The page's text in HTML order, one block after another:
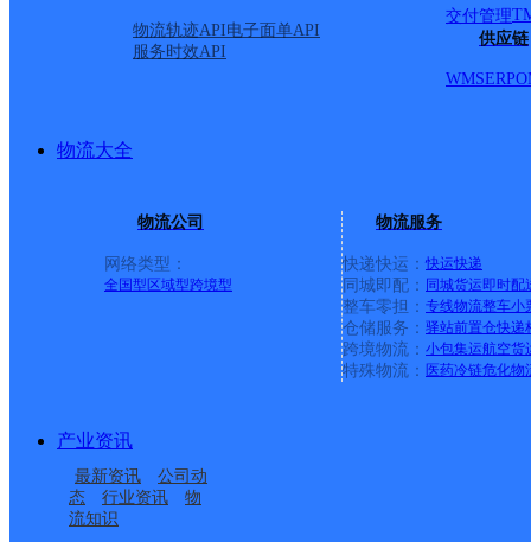
物流轨迹API电子面单API
服务时效API
交付管理
供应链
WMSERP
物流大全
物流公司
网络类型：
全国型 区域型跨境型
物流服务
快递快运： 快运快递
同城即配： 同城货运即时配
整车零担： 专线物流整车小
仓储服务： 驿站前置仓快递
跨境物流： 小包集运航空货
特殊物流： 医药冷链危化物
产业资讯
最新资讯
公司动
态
行业资讯
物
流知识
街道服务部
福建主城公司泉州万安
服务部千亿街道分部
UH泉州洛江A